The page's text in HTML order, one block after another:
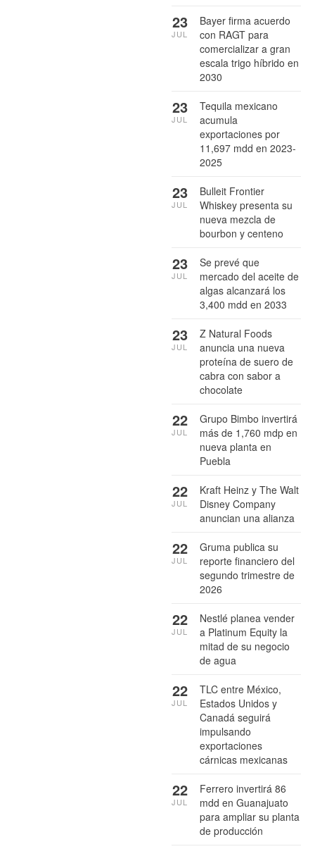
Bayer firma acuerdo
con RAGT para
comercializar a gran
escala trigo híbrido en
2030
23
JUL
Tequila mexicano
acumula
exportaciones por
11,697 mdd en 2023-
2025
23
JUL
Bulleit Frontier
Whiskey presenta su
nueva mezcla de
bourbon y centeno
23
JUL
Se prevé que
mercado del aceite de
algas alcanzará los
3,400 mdd en 2033
23
JUL
Z Natural Foods
anuncia una nueva
proteína de suero de
cabra con sabor a
chocolate
23
JUL
Grupo Bimbo invertirá
más de 1,760 mdp en
nueva planta en
Puebla
22
JUL
Kraft Heinz y The Walt
Disney Company
anuncian una alianza
22
JUL
Gruma publica su
reporte financiero del
segundo trimestre de
2026
22
JUL
Nestlé planea vender
a Platinum Equity la
mitad de su negocio
de agua
22
JUL
TLC entre México,
Estados Unidos y
Canadá seguirá
impulsando
exportaciones
cárnicas mexicanas
22
JUL
Ferrero invertirá 86
mdd en Guanajuato
para ampliar su planta
de producción
22
JUL